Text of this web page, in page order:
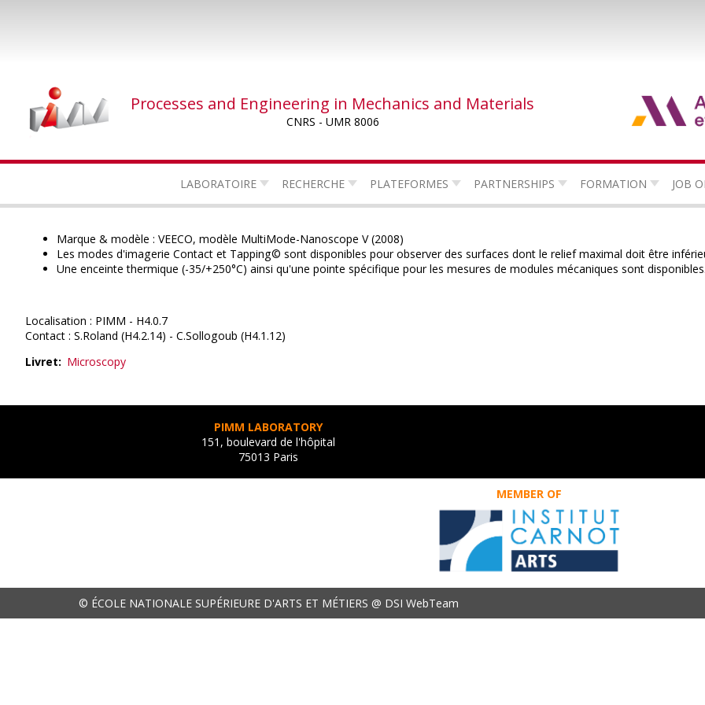
Processes and Engineering in Mechanics and Materials
CNRS - UMR 8006
LABORATOIRE RECHERCHE PLATEFORMES PARTNERSHIPS FORMATION JOB
Marque & modèle : VEECO, modèle MultiMode-Nanoscope V (2008)
Les modes d'imagerie Contact et Tapping© sont disponibles pour observer des surfaces dont le relief maximal doit être
Une enceinte thermique (-35/+250°C) ainsi qu'une pointe spécifique pour les mesures de modules mécaniques sont disponibles.
Localisation : PIMM - H4.0.7
Contact : S.Roland (H4.2.14) - C.Sollogoub (H4.1.12)
Livret
Microscopy
PIMM LABORATORY
151, boulevard de l'hôpital
75013 Paris
MEMBER OF
© ÉCOLE NATIONALE SUPÉRIEURE D'ARTS ET MÉTIERS @ DSI WebTeam